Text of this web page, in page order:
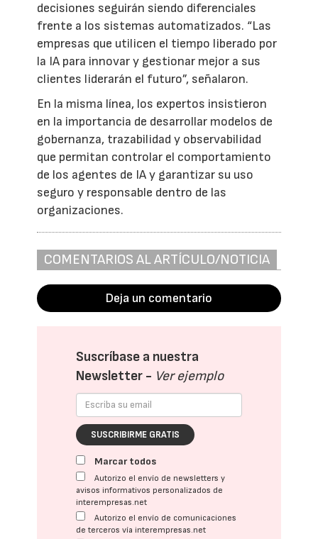
decisiones seguirán siendo diferenciales
frente a los sistemas automatizados. “Las
empresas que utilicen el tiempo liberado por
la IA para innovar y gestionar mejor a sus
clientes liderarán el futuro”, señalaron.
En la misma línea, los expertos insistieron
en la importancia de desarrollar modelos de
gobernanza, trazabilidad y observabilidad
que permitan controlar el comportamiento
de los agentes de IA y garantizar su uso
seguro y responsable dentro de las
organizaciones.
COMENTARIOS AL ARTÍCULO/NOTICIA
Deja un comentario
Suscríbase a nuestra
Newsletter - Ver ejemplo
SUSCRIBIRME GRATIS
Marcar todos
Autorizo el envío de newsletters y
avisos informativos personalizados de
interempresas.net
Autorizo el envío de comunicaciones
de terceros vía interempresas.net